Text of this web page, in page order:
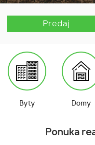
Predaj
Byty Domy
Ponuka